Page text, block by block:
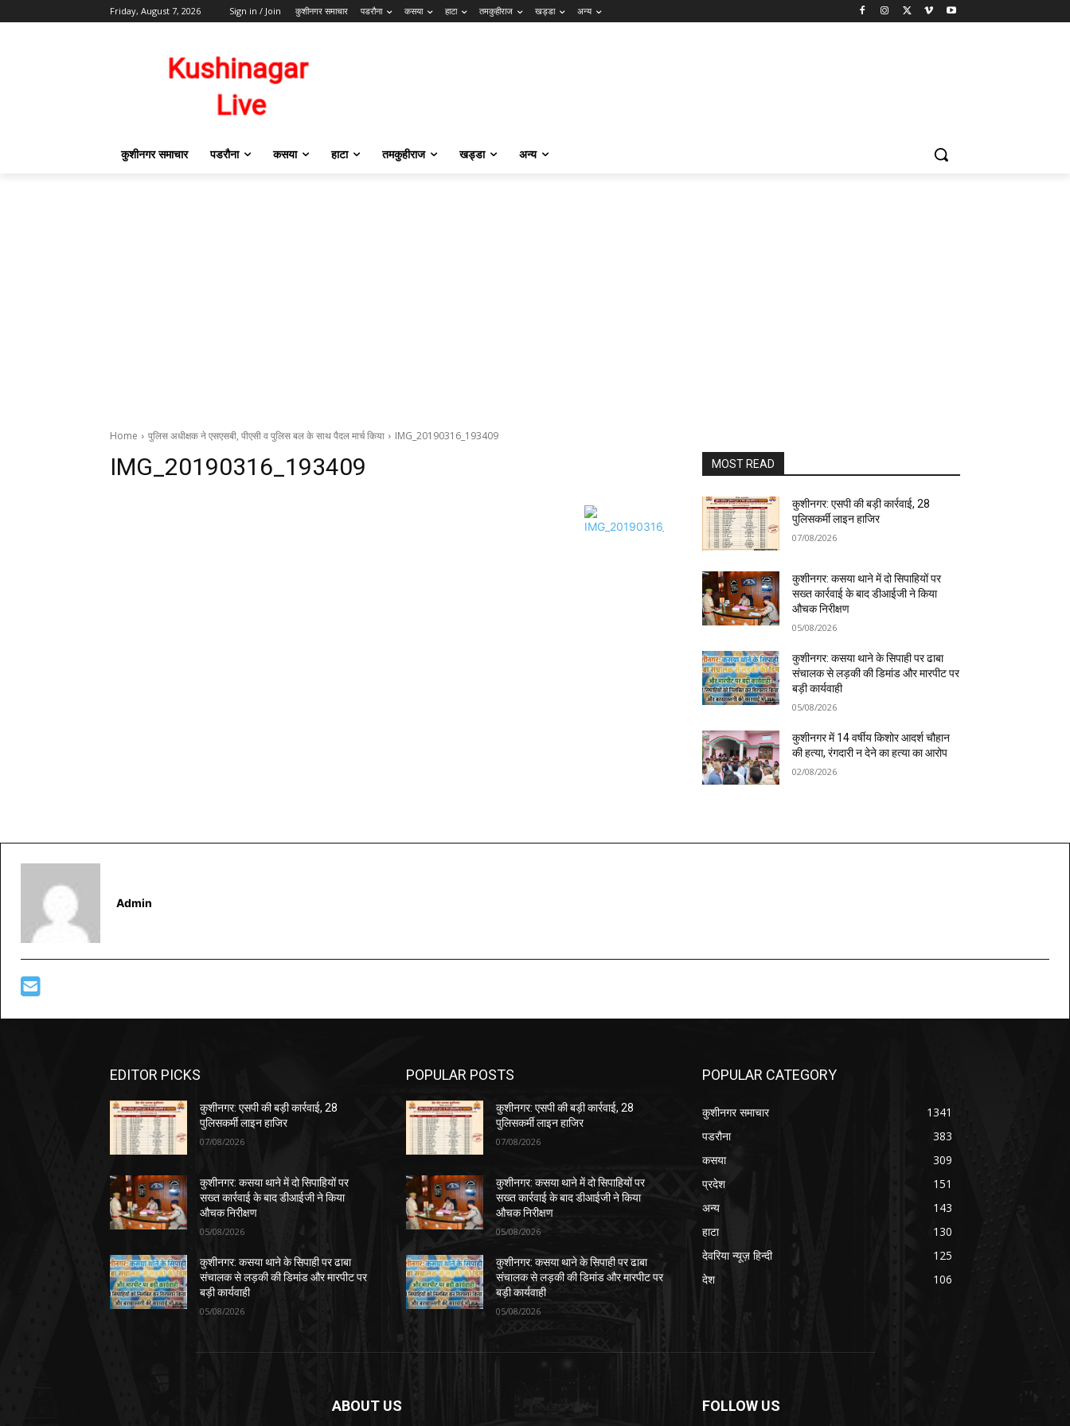
Friday, August 7, 2026 Sign in / Join कुशीनगर समाचार पडरौना कसया हाटा तमकुहीराज खड्डा अन्य
कुशीनगर समाचार पडरौना कसया हाटा तमकुहीराज खड्डा अन्य
Home पुलिस अधीक्षक ने एसएसबी, पीएसी व पुलिस बल के साथ पैदल मार्च किया IMG_20190316_193409
IMG_20190316_193409 MOST READ
कुशीनगर: एसपी की बड़ी कार्रवाई, 28
पुलिसकर्मी लाइन हाजिर
07/08/2026
कुशीनगर: कसया थाने में दो सिपाहियों पर
सख्त कार्रवाई के बाद डीआईजी ने किया
औचक निरीक्षण
05/08/2026
कुशीनगर: कसया थाने के सिपाही पर ढाबा
संचालक से लड़की की डिमांड और मारपीट पर
बड़ी कार्यवाही
05/08/2026
कुशीनगर में 14 वर्षीय किशोर आदर्श चौहान
की हत्या, रंगदारी न देने का हत्या का आरोप
02/08/2026
Admin
EDITOR PICKS
कुशीनगर: एसपी की बड़ी कार्रवाई, 28
पुलिसकर्मी लाइन हाजिर
07/08/2026
कुशीनगर: कसया थाने में दो सिपाहियों पर
सख्त कार्रवाई के बाद डीआईजी ने किया
औचक निरीक्षण
05/08/2026
कुशीनगर: कसया थाने के सिपाही पर ढाबा
संचालक से लड़की की डिमांड और मारपीट पर
बड़ी कार्यवाही
05/08/2026
POPULAR POSTS
कुशीनगर: एसपी की बड़ी कार्रवाई, 28
पुलिसकर्मी लाइन हाजिर
07/08/2026
कुशीनगर: कसया थाने में दो सिपाहियों पर
सख्त कार्रवाई के बाद डीआईजी ने किया
औचक निरीक्षण
05/08/2026
कुशीनगर: कसया थाने के सिपाही पर ढाबा
संचालक से लड़की की डिमांड और मारपीट पर
बड़ी कार्यवाही
05/08/2026
POPULAR CATEGORY
कुशीनगर समाचार
1341
पडरौना
383
कसया
309
प्रदेश
151
अन्य
143
हाटा
130
देवरिया न्यूज़ हिन्दी
125
देश
106
ABOUT US FOLLOW US